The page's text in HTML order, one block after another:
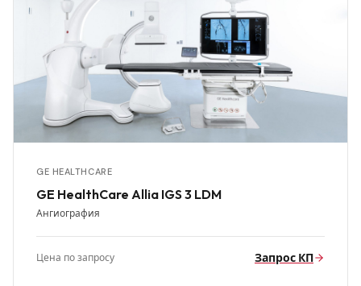
GE HEALTHCARE
GE HealthCare Allia IGS 3 LDM
Ангиография
Цена по запросу Запрос КП